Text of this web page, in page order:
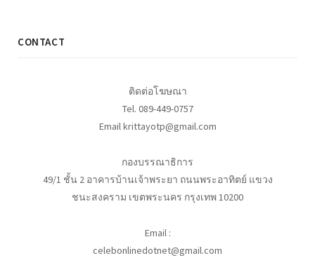
CONTACT
ติดต่อโฆษณา
Tel. 089-449-0757
Email krittayotp@gmail.com
กองบรรณาธิการ
49/1 ชั้น 2 อาคารบ้านเจ้าพระยา ถนนพระอาทิตย์ แขวง
ชนะสงคราม เขตพระนคร กรุงเทพ 10200
Email :
celebonlinedotnet@gmail.com